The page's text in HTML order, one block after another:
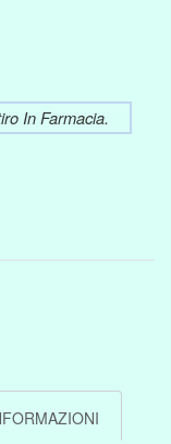
In Farmacia.